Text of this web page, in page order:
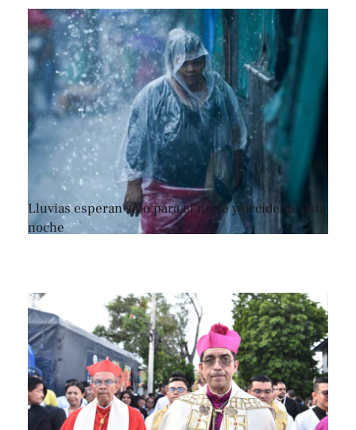
Lluvias esperan sólo para el norte y occidente esta
noche